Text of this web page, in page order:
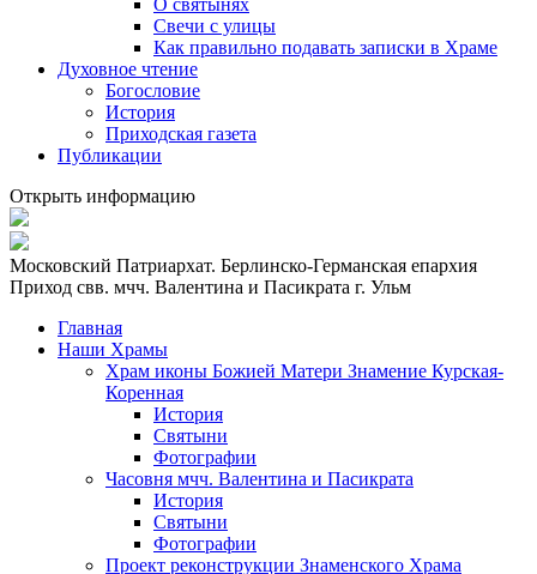
О святынях
Свечи с улицы
Как правильно подавать записки в Храме
Духовное чтение
Богословие
История
Приходская газета
Публикации
Открыть информацию
Московский Патриархат. Берлинско-Германская епархия
Приход свв. мчч. Валентина и Пасикрата г. Ульм
Главная
Наши Храмы
Храм иконы Божией Матери Знамение Курская-
Коренная
История
Святыни
Фотографии
Часовня мчч. Валентина и Пасикрата
История
Святыни
Фотографии
Проект реконструкции Знаменского Храма